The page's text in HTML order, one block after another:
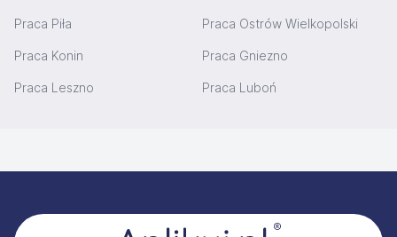
Praca Piła Praca Ostrów Wielkopolski
Praca Konin Praca Gniezno
Praca Leszno Praca Luboń